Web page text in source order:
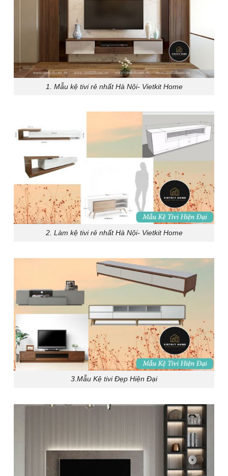
1. Mẫu kệ tivi rẻ nhất Hà Nội- Vietkit Home
2. Làm kệ tivi rẻ nhất Hà Nội- Vietkit Home
3.Mẫu Kệ tivi Đẹp Hiện Đại